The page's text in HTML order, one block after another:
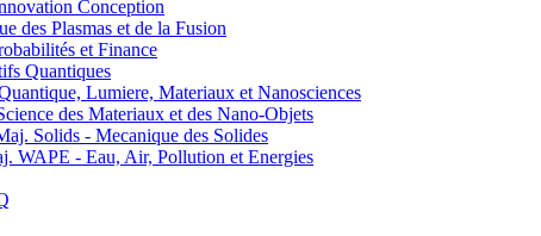
Conception
des Plasmas et de la Fusion
et Finance
Quantiques
Lumiere, Materiaux et Nanosciences
des Materiaux et des Nano-Objets
Solids - Mecanique des Solides
WAPE - Eau, Air, Pollution et Energies